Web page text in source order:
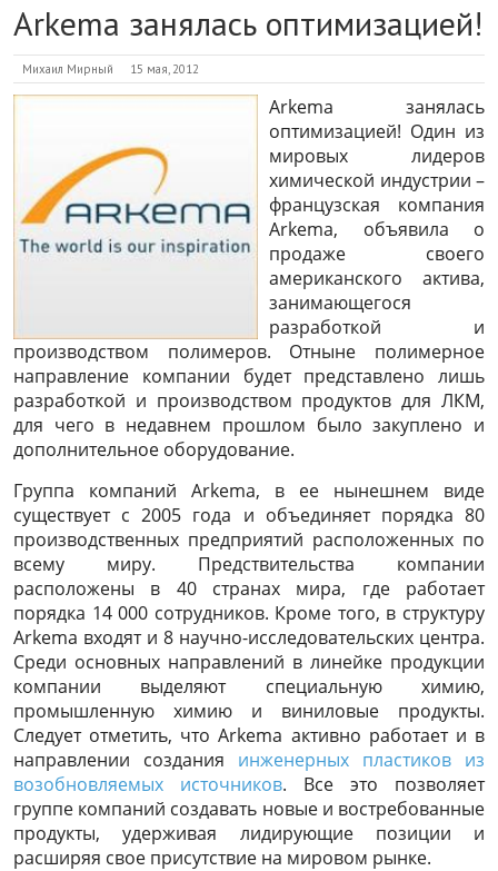
Arkema занялась оптимизацией!
Михаил Мирный 15 мая, 2012
Arkema занялась
оптимизацией! Один из
мировых лидеров
химической индустрии –
французская компания
Arkema, объявила о
продаже своего
американского актива,
занимающегося
разработкой и
производством полимеров. Отныне полимерное
направление компании будет представлено лишь
разработкой и производством продуктов для ЛКМ,
для чего в недавнем прошлом было закуплено и
дополнительное оборудование.
Группа компаний Arkema, в ее нынешнем виде
существует с 2005 года и объединяет порядка 80
производственных предприятий расположенных по
всему миру. Предствительства компании
расположены в 40 странах мира, где работает
порядка 14 000 сотрудников. Кроме того, в структуру
Arkema входят и 8 научно-исследовательских центра.
Среди основных направлений в линейке продукции
компании выделяют специальную химию,
промышленную химию и виниловые продукты.
Следует отметить, что Arkema активно работает и в
направлении создания инженерных пластиков из
возобновляемых источников. Все это позволяет
группе компаний создавать новые и востребованные
продукты, удерживая лидирующие позиции и
расширяя свое присутствие на мировом рынке.